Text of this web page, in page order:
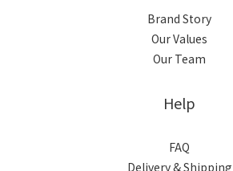
Brand Story
Our Values
Our Team
Help
FAQ
Delivery & Shipping